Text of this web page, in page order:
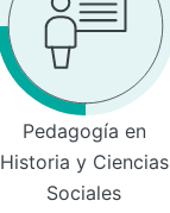
Pedagogía en
Historia y Ciencias
Sociales